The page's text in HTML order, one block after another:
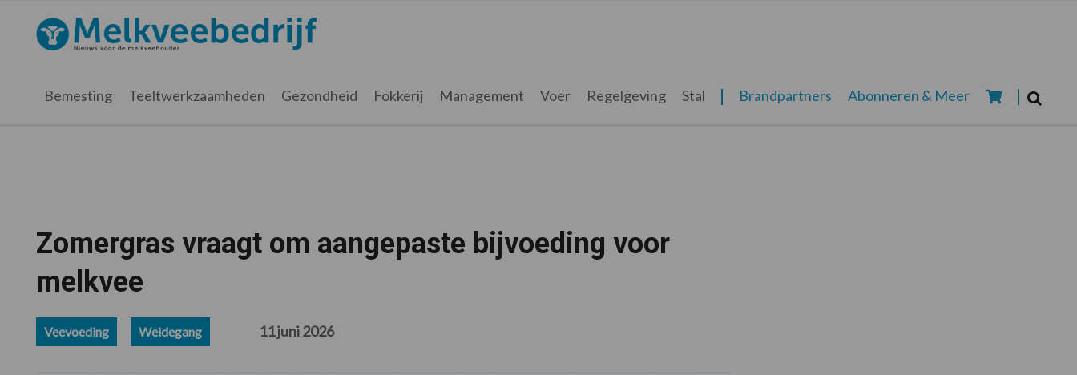
hoofdnavigatie
hoofd
eerste
voettekst
Melkveebedrijf.nl
Bemesting Teeltwerkzaamheden Gezondheid Fokkerij Management Voer Regelgeving Stal Brandpartners Abonneren & Meer
Zomergras vraagt om aangepaste bijvoeding voor
melkvee
Veevoeding Weidegang 11 juni 2026